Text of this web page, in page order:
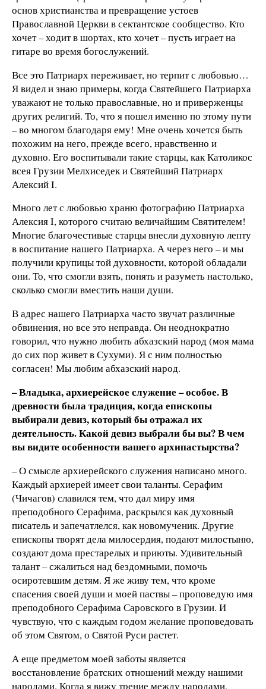
основ христианства и превращение устоев
Православной Церкви в сектантское сообщество. Кто
хочет – ходит в шортах, кто хочет – пусть играет на
гитаре во время богослужений.
Все это Патриарх переживает, но терпит с любовью…
Я видел и знаю примеры, когда Святейшего Патриарха
уважают не только православные, но и приверженцы
других религий. То, что я пошел именно по этому пути
– во многом благодаря ему! Мне очень хочется быть
похожим на него, прежде всего, нравственно и
духовно. Его воспитывали такие старцы, как Католикос
всея Грузии Мелхиседек и Святейший Патриарх
Алексий I.
Много лет с любовью храню фотографию Патриарха
Алексия I, которого считаю величайшим Святителем!
Многие благочестивые старцы внесли духовную лепту
в воспитание нашего Патриарха. А через него – и мы
получили крупицы той духовности, которой обладали
они. То, что смогли взять, понять и разуметь настолько,
сколько смогли вместить наши души.
В адрес нашего Патриарха часто звучат различные
обвинения, но все это неправда. Он неоднократно
говорил, что нужно любить абхазский народ (моя мама
до сих пор живет в Сухуми). Я с ним полностью
согласен! Мы любим абхазский народ.
– Владыка, архиерейское служение – особое. В
древности была традиция, когда епископы
выбирали девиз, который бы отражал их
деятельность. Какой девиз выбрали бы вы? В чем
вы видите особенности вашего архипастырства?
– О смысле архиерейского служения написано много.
Каждый архиерей имеет свои таланты. Серафим
(Чичагов) славился тем, что дал миру имя
преподобного Серафима, раскрылся как духовный
писатель и запечатлелся, как новомученик. Другие
епископы творят дела милосердия, подают милостыню,
создают дома престарелых и приюты. Удивительный
талант – сжалиться над бездомными, помочь
осиротевшим детям. Я же живу тем, что кроме
спасения своей души и моей паствы – проповедую имя
преподобного Серафима Саровского в Грузии. И
чувствую, что с каждым годом желание проповедовать
об этом Святом, о Святой Руси растет.
А еще предметом моей заботы является
восстановление братских отношений между нашими
народами. Когда я вижу трение между народами,